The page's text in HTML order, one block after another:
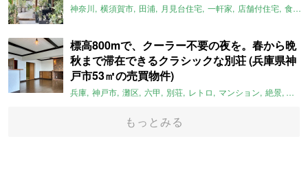
神奈川 横須賀市 田浦 月見台住宅 一軒家 店舗付住宅 食住近接
標高800mで、クーラー不要の夜を。春から晩
秋まで滞在できるクラシックな別荘 (兵庫県神
戸市53㎡の売買物件)
兵庫 神戸市 灘区 六甲 別荘 レトロ マンション 絶景 避暑
もっとみる